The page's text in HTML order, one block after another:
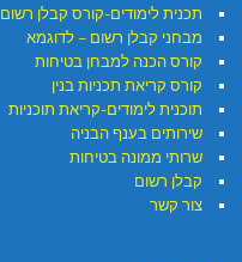
תכנית לימודים-קורס קבלן רשום
מבחני קבלן רשום – לדוגמא
קורס הכנה למבחן בטיחות
קורס קריאת תכניות בנין
תוכנית לימודים-קריאת תוכניות
שירותים בענף הבניה
שרותי ממונה בטיחות
קבלן רשום
צור קשר